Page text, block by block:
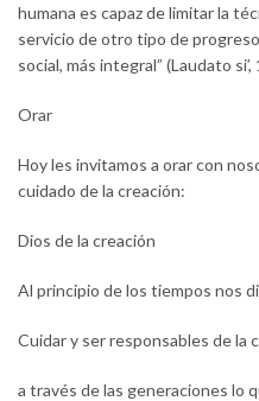
humana es capaz de limitar la
servicio de otro tipo de
social, más integral” (Laudato si’,
Orar
Hoy les invitamos a orar con
cuidado de la creación:
Dios de la creación
Al principio de los tiempos nos
Cuidar y ser responsables de la
a través de las generaciones lo